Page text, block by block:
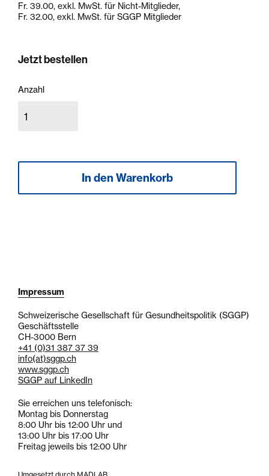
Fr. 39.00, exkl. MwSt. für Nicht-Mitglieder,
Fr. 32.00, exkl. MwSt. für SGGP Mitglieder
Jetzt bestellen
Anzahl
Impressum
Schweizerische Gesellschaft für Gesundheitspolitik (SGGP)
Geschäftsstelle
CH-3000 Bern
+41 (0)31 387 37 39
info(at)sggp.ch
www.sggp.ch
SGGP auf LinkedIn
Sie erreichen uns telefonisch:
Montag bis Donnerstag
8:00 Uhr bis 12:00 Uhr und
13:00 Uhr bis 17:00 Uhr
Freitag jeweils bis 12:00 Uhr